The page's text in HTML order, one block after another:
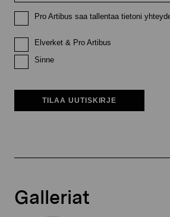
Pro Artibus saa tallentaa tietoni
Elverket & Pro Artibus
Sinne
TILAA UUTISKIRJE
Galleriat